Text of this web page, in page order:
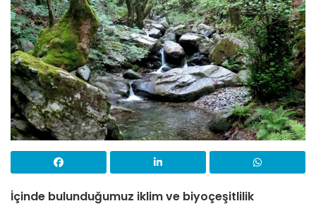
İçinde bulunduğumuz iklim ve biyoçeşitlilik